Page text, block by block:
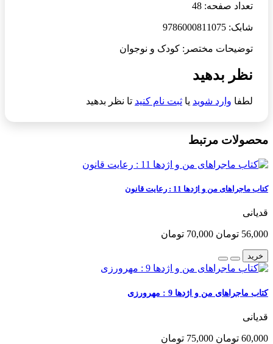
تعداد صفحه: 48
شابک: 9786000811075
توضیحات مختصر: کودک و نوجوان
نظر بدهید
لطفا وارد شوید یا ثبت نام کنید تا نظر بدهید
محصولات مرتبط
کتاب ماجراهای من و اژدها 11 : رعایت قانون
قدیانی
56,000 تومان 70,000 تومان
خرید
کتاب ماجراهای من و اژدها 9 : مهرورزی
قدیانی
60,000 تومان 75,000 تومان